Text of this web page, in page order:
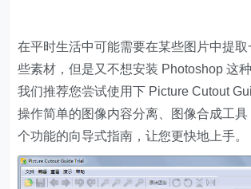
在平时生活中可能需要在某些图片中提
些素材，但是又不想安装 Photoshop 这
我们推荐您尝试使用下 Picture Cutout
操作简单的图像内容分离、图像合成工
个功能的向导式指南，让您更快地上手。